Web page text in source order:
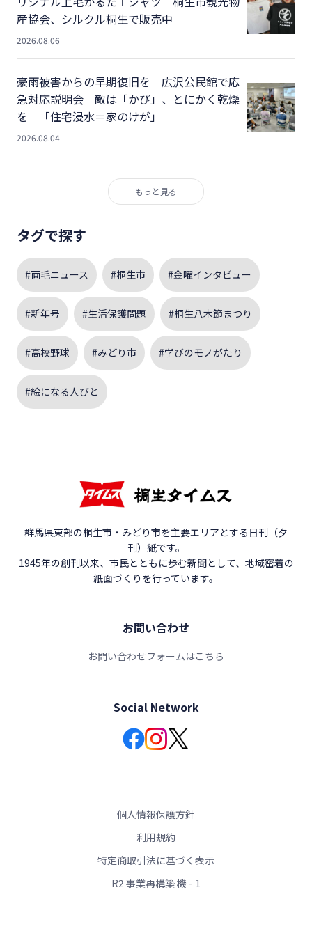
産協会、シルクル桐生で販売中
2026.08.06
豪雨被害からの早期復旧を 広沢公民館で応
急対応説明会 敵は「かび」、とにかく乾燥
を 「住宅浸水＝家のけが」
2026.08.04
もっと見る
タグで探す
#両毛ニュース #桐生市 #金曜インタビュー
#新年号 #生活保護問題 #桐生八木節まつり
#高校野球 #みどり市 #学びのモノがたり
#絵になる人びと
群馬県東部の桐生市・みどり市を主要エリアとする日刊（夕
刊）紙です。
1945年の創刊以来、市民とともに歩む新聞として、地域密着の
紙面づくりを行っています。
お問い合わせ
お問い合わせフォームはこちら
Social Network
個人情報保護方針
利用規約
特定商取引法に基づく表示
R2 事業再構築 機 - 1